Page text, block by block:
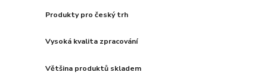
Produkty pro český trh
Vysoká kvalita zpracování
Většina produktů skladem